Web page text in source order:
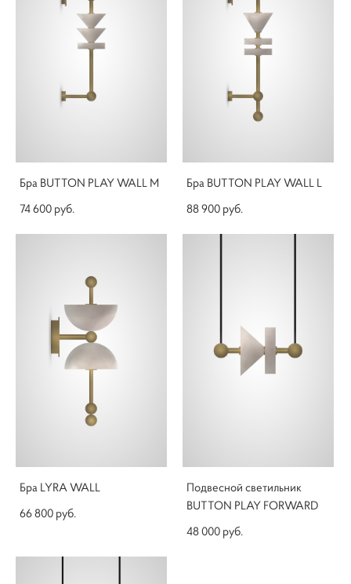
Бра BUTTON PLAY WALL M
74 600 pуб.
Бра BUTTON PLAY WALL L
88 900 pуб.
Бра LYRA WALL
66 800 pуб.
Подвесной светильник
BUTTON PLAY FORWARD
48 000 pуб.